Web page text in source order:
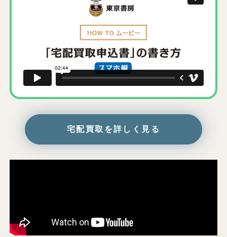
宅配買取を詳しく見る